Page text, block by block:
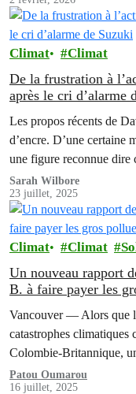
Climat Climat
De la frustration à
après le cri d’alarme
Les propos récents de
d’encre. D’une certaine
une figure reconnue dire
que nos leaders et le
un problème aussi
Sarah Wilbore
23 juillet, 2025
Climat Climat
Un nouveau rapport
B. à faire payer les
Vancouver — Alors que
catastrophes climatiques
Colombie-Britannique,
claire :…
Patou Oumarou
16 juillet, 2025